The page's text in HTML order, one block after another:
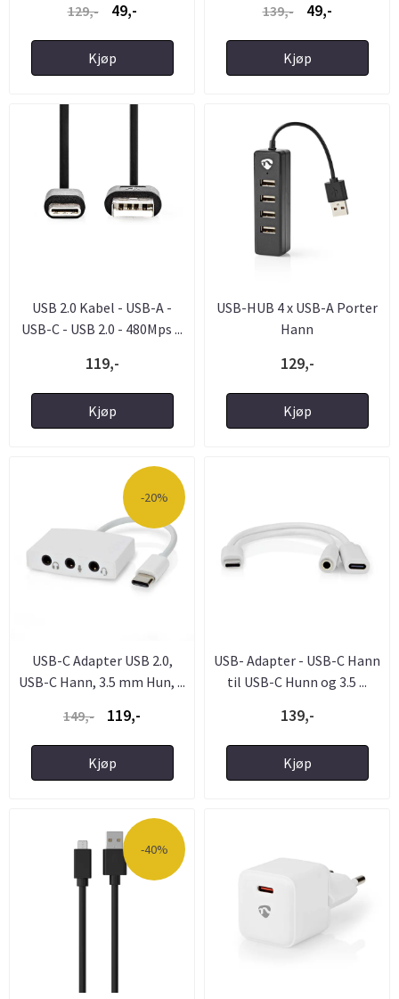
129,-
49,-
Kjøp
139,-
49,-
Kjøp
USB 2.0 Kabel - USB-A -
USB-C - USB 2.0 - 480Mps ...
119,-
Kjøp
USB-HUB 4 x USB-A Porter
Hann
129,-
Kjøp
-20%
USB-C Adapter USB 2.0,
USB-C Hann, 3.5 mm Hun, ...
149,-
119,-
Kjøp
USB- Adapter - USB-C Hann
til USB-C Hunn og 3.5 ...
139,-
Kjøp
-40%